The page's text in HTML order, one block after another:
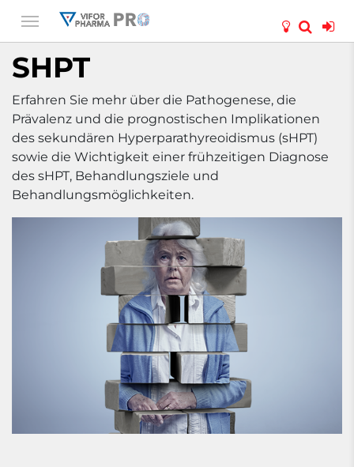
SHPT
Erfahren Sie mehr über die Pathogenese, die
Prävalenz und die prognostischen Implikationen
des sekundären Hyperparathyreoidismus (sHPT)
sowie die Wichtigkeit einer frühzeitigen Diagnose
des sHPT, Behandlungsziele und
Behandlungsmöglichkeiten.